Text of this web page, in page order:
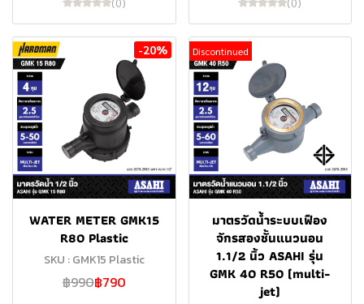
-20%
WATER METER GMK15
R80 Plastic
SKU : GMK15 Plastic
฿990฿790
Discontinued
มาตรวัดนํ้าระบบเฟือง
จักรสองชั้นแนวนอน
1.1/2 นิ้ว ASAHI รุ่น
GMK 40 R50 (multi-
jet)